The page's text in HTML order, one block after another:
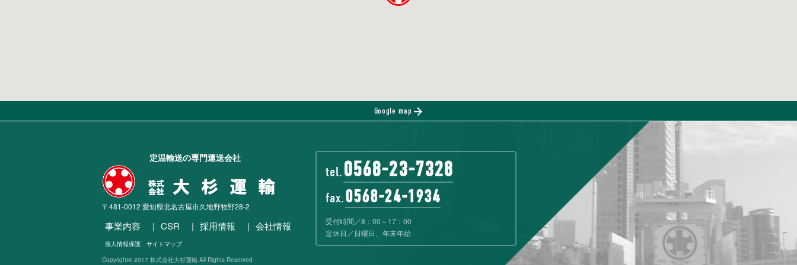
Google map
tel.0568-23-7328
fax.0568-24-1934
受付時間／8：00～17：00
定休日／日曜日、年末年始
定温輸送の専門運送会社
〒481-0012 愛知県北名古屋市久地野牧野28-2
事業内容 CSR 採用情報 会社情報
個人情報保護
サイトマップ
Copyright© 2017 株式会社大杉運輸 All Rights Reserved